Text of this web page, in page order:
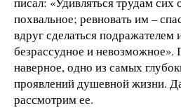
похвальное; ревновать им –
вдруг сделаться подражателем
безрассудное и невозможное».
наверное, одно из самых
проявлений душевной жизни.
рассмотрим ее.